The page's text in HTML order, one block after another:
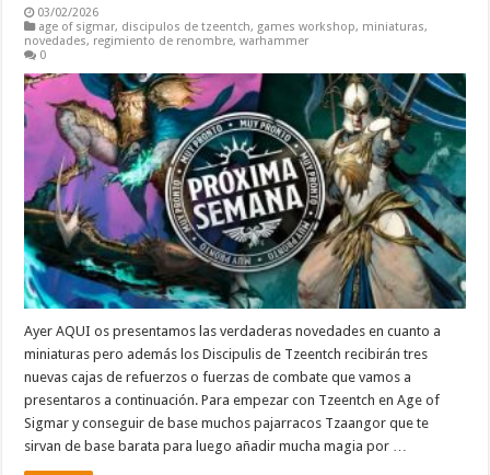
03/02/2026
age of sigmar, discipulos de tzeentch, games workshop, miniaturas,
novedades, regimiento de renombre,warhammer
0
Ayer AQUI os presentamos las verdaderas novedades en cuanto a
miniaturas pero además los Discipulis de Tzeentch recibirán tres
nuevas cajas de refuerzos o fuerzas de combate que vamos a
presentaros a continuación. Para empezar con Tzeentch en Age of
Sigmar y conseguir de base muchos pajarracos Tzaangor que te
sirvan de base barata para luego añadir mucha magia por …